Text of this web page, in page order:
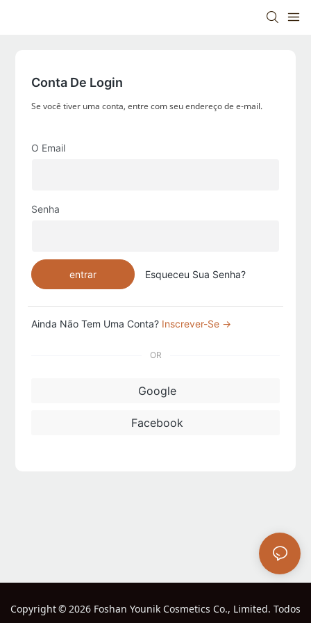
Conta De Login
Se você tiver uma conta, entre com seu endereço de e-mail.
O Email
Senha
entrar Esqueceu Sua Senha?
Ainda Não Tem Uma Conta? Inscrever-Se →
OR
Google
Facebook
Copyright© 2026 Foshan Younik Cosmetics Co., Limited. Todos